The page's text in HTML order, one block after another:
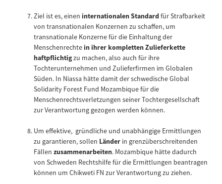
Ziel ist es, einen internationalen Standard für Strafbarkeit
von transnationalen Konzernen zu schaffen, um
transnationale Konzerne für die Einhaltung der
Menschenrechte in ihrer kompletten Zulieferkette
haftpflichtigzu machen, also auch für ihre
Tochterunternehmen und Zulieferfirmen im Globalen
Süden. In Niassa hätte damit der schwedische Global
Solidarity Forest Fund Mozambique für die
Menschenrechtsverletzungen seiner Tochtergesellschaft
zur Verantwortung gezogen werden können.
Um effektive, gründliche und unabhängige Ermittlungen
zu garantieren, sollen Länder in grenzüberschreitenden
Fällen zusammenarbeiten. Mozambique hätte dadurch
von Schweden Rechtshilfe für die Ermittlungen beantragen
können um Chikweti FN zur Verantwortung zu ziehen.